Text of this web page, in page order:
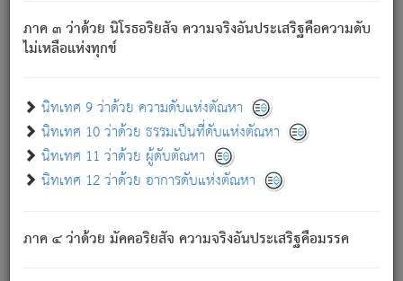
ภาค ๓ ว่าด้วย นิโรธอริยสัจ ความจริงอันประเสริฐคือความดับ
ไม่เหลือแห่งทุกข์
นิทเทศ 9 ว่าด้วย ความดับแห่งตัณหา
นิทเทศ 10 ว่าด้วย ธรรมเป็นที่ดับแห่งตัณหา
นิทเทศ 11 ว่าด้วย ผู้ดับตัณหา
นิทเทศ 12 ว่าด้วย อาการดับแห่งตัณหา
ภาค ๔ ว่าด้วย มัคคอริยสัจ ความจริงอันประเสริฐคือมรรค
ภิกษุนั้น เป็นผู้ครอบงำมารได้แล้ว ชนะสงครามแล้ว ก้าวล่วง
ภพทั้งหลายทั้งปวงได้แล้ว เป็นผู้คงที่ (คือไม่เปลี่ยนแปลงอีกต่อ
- อุ.ขุ. ๒๕/๑๒๑/๘๔.
(ข้อความนี้ เป็นพระพุทธอุทานที่ทรงเปล่งออก ที่โคนต้นโพธิ์
เป็นที่ตรัสรู้ เมื่อตรัสรู้แล้วได้ 7 วัน)